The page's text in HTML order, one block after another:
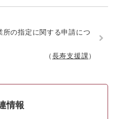
の指定に関する申請につ
長寿支援課
情報